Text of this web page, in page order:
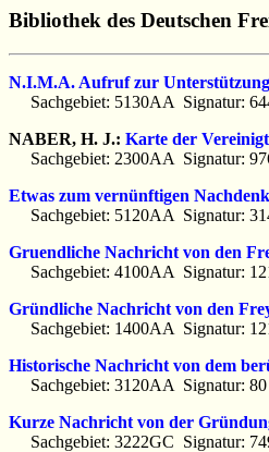
Bibliothek des Deutschen
N.I.M.A. Aufruf zur
Sachgebiet: 5130AA Signatur:
NABER, H. J.: Karte der
Sachgebiet: 2300AA Signatur:
Etwas zum vernünftigen
Sachgebiet: 5120AA Signatur:
Gruendliche Nachricht von den
Sachgebiet: 4100AA Signatur:
Gründliche Nachricht von den
Sachgebiet: 1400AA Signatur:
Historische Nachricht von dem
Sachgebiet: 3120AA Signatur: 80
Kurze Nachricht von der
Sachgebiet: 3222GC Signatur: